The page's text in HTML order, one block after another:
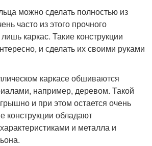
можно сделать полностью из
часто из этого прочного
каркас. Такие конструкции
и сделать их своими руками
каркасе обшиваются
например, деревом. Такой
и при этом остается очень
конструкции обладают
и металла и